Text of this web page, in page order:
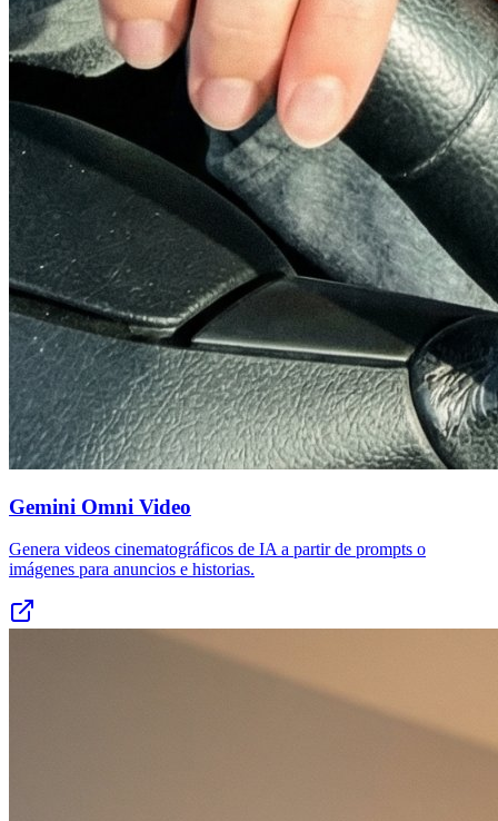
Gemini Omni Video
Genera videos cinematográficos de IA a partir de prompts o
imágenes para anuncios e historias.